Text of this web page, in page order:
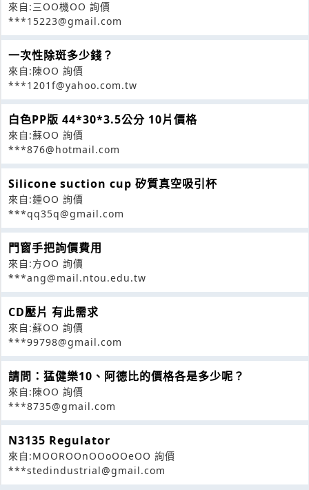
來自:三OO機OO 詢價
***15223@gmail.com
一次性除斑多少錢？
來自:陳OO 詢價
***1201f@yahoo.com.tw
白色PP版 44*30*3.5公分 10片價格
來自:蘇OO 詢價
***876@hotmail.com
Silicone suction cup 矽質真空吸引杯
來自:鍾OO 詢價
***qq35q@gmail.com
門窗手把詢價費用
來自:方OO 詢價
***ang@mail.ntou.edu.tw
CD壓片 有此需求
來自:蘇OO 詢價
***99798@gmail.com
請問：猛健樂10、阿德比的價格各是多少呢？
來自:陳OO 詢價
***8735@gmail.com
N3135 Regulator
來自:MOOROOnOOoOOeOO 詢價
***stedindustrial@gmail.com